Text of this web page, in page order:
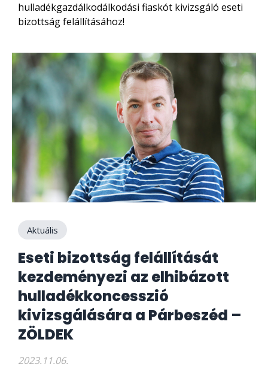
hulladékgazdálkodálkodási fiaskót kivizsgáló eseti
bizottság felállításához!
Aktuális
Eseti bizottság felállítását
kezdeményezi az elhibázott
hulladékkoncesszió
kivizsgálására a Párbeszéd –
ZÖLDEK
2023.11.06.